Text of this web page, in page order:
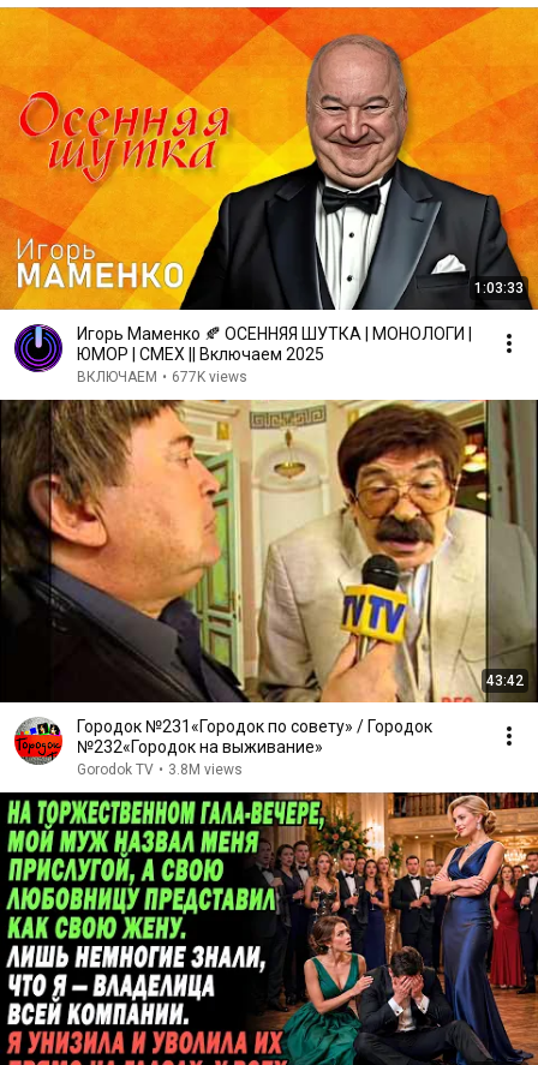
1:03:33
Игорь Маменко 🍂 ОСЕННЯЯ ШУТКА | МОНОЛОГИ |
ЮМОР | СМЕХ || Включаем 2025
ВКЛЮЧАЕМ • 677K views
43:42
Городок №231«Городок по совету» / Городок
№232«Городок на выживание»
Gorodok TV • 3.8M views